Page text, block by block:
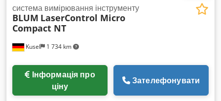
Kusel 1 734 km
система вимірювання інструменту
BLUM LaserControl Micro
Compact NT
ціну
Зателефонувати